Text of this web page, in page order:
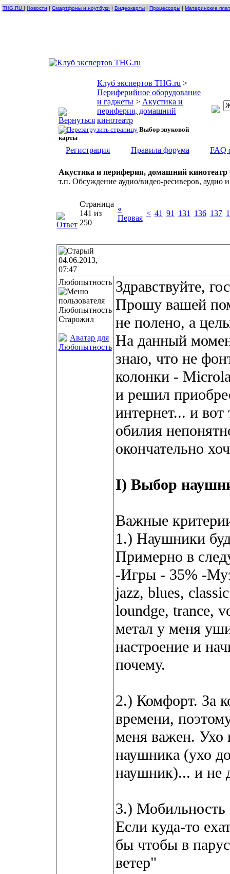
THG.RU | Новости | Смартфоны и ноутбуки | Видеокарты | Процессоры | Материнские
Клуб экспертов THG.ru >
Периферийное оборудование
и гаджеты > Акустика и
периферия, домашний
кинотеатр
Выбор звуковой
карты
Регистрация Правила форума FAQ
Акустика и периферия, домашний кинотеатр
т.п. Обсуждение аудио/видео-ресиверов, аудио
Страница
141 из
250
«
Первая
< 41 91 131 136 137
04.06.2013,
07:47
Любопытность
Старожил
Здравствуйте,
Прошу вашей
не полено, а
На данный
знаю, что не
колонки -
и решил
интернет... и
обилия
окончательно
I) Выбор
Важные
1.) Наушники
Примерно в
-Игры - 35% -
jazz, blues,
loundge, trance,
метал у меня
настроение и
почему.
2.) Комфорт. За
времени,
меня важен. Ухо
наушника (ухо
наушник)... и не
3.) Мобильность
Если куда-то
бы чтобы в
ветер"